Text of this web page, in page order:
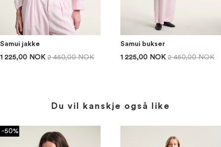
Samui jakke
1 225,00 NOK 2 450,00 NOK
Samui bukser
1 225,00 NOK 2 450,00 NOK
Du vil kanskje også like
-50%